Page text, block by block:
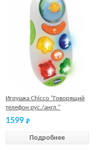
Игрушка Chicco "Говорящий
телефон рус./англ."
1599
Подробнее